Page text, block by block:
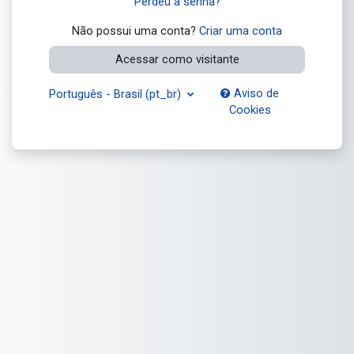
Não possui uma conta? Criar uma conta
Acessar como visitante
Português - Brasil ‎(pt_br)‎
Aviso de
Cookies